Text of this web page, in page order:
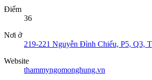
Điểm
36
Nơi ở
219-221 Nguyễn Đình Chiểu, P5, Q3,
Website
thammyngomonghung.vn